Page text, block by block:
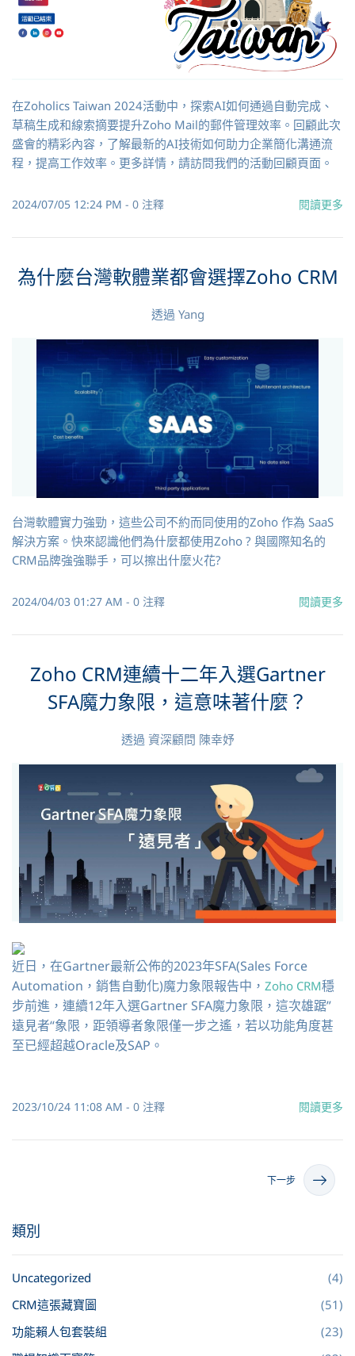
在Zoholics Taiwan 2024活動中，探索AI如何通過自動完成、
草稿生成和線索摘要提升Zoho Mail的郵件管理效率。回顧此次
盛會的精彩內容，了解最新的AI技術如何助力企業簡化溝通流
程，提高工作效率。更多詳情，請訪問我們的活動回顧頁面。
2024/07/05 12:24 PM - 0 注釋 閱讀更多
為什麼台灣軟體業都會選擇Zoho CRM
透過 Yang
台灣軟體實力強勁，這些公司不約而同使用的Zoho 作為 SaaS
解決方案。快來認識他們為什麼都使用Zoho ? 與國際知名的
CRM品牌強強聯手，可以擦出什麼火花?
2024/04/03 01:27 AM - 0 注釋 閱讀更多
Zoho CRM連續十二年入選Gartner
SFA魔力象限，這意味著什麼？
透過 資深顧問 陳幸妤
近日，在Gartner最新公佈的2023年SFA(Sales Force
Automation，銷售自動化)魔力象限報告中， Zoho CRM穩
步前進，連續12年入選Gartner SFA魔力象限，這次雄踞”
遠見者“象限，距領導者象限僅一步之遙，若以功能角度甚
至已經超越Oracle及SAP。
2023/10/24 11:08 AM - 0 注釋 閱讀更多
下一步
類別
Uncategorized
(4)
CRM這張藏寶圖
(51)
功能賴人包套裝組
(23)